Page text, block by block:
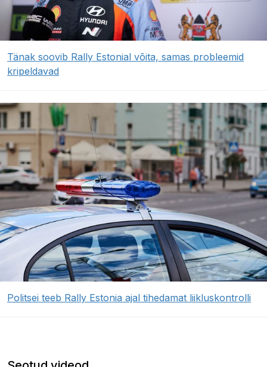
Tänak soovib Rally Estonial võita, samas probleemid
kripeldavad
Politsei teeb Rally Estonia ajal tihedamat liikluskontrolli